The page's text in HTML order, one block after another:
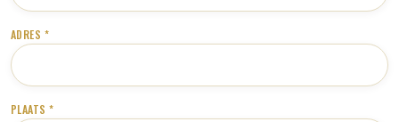
ADRES *
PLAATS *